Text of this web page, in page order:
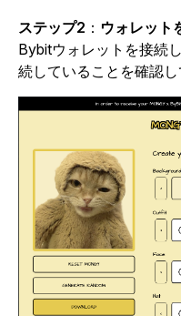
ステップ2 ： ウォレット
Bybitウォレットを接続
続していることを確認し